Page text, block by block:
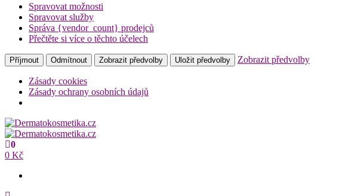
Spravovat možnosti
Spravovat služby
Správa {vendor_count} prodejců
Přečtěte si více o těchto účelech
Příjmout Odmítnout Zobrazit předvolby Uložit předvolby Zobrazit předvolby
Zásady cookies
Zásady ochrany osobních údajů
Přeskočit
na
obsah
Dermatokosmetika.cz
Dermatokosmetika.cz
0
0 Kč